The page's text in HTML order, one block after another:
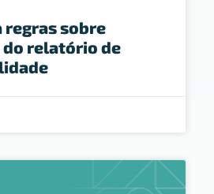
regras sobre
relatório de